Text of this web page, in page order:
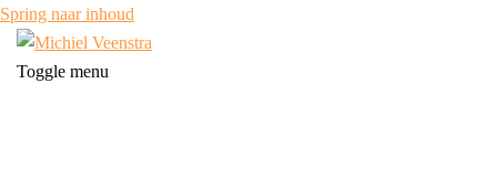
Spring naar inhoud
Toggle menu